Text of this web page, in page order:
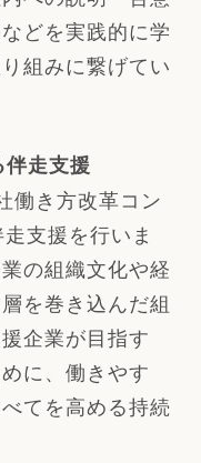
どを実践的に学
組みに繋げてい
走支援
働き方改革コン
支援を行いま
の組織文化や経
を巻き込んだ組
企業が目指す
に、働きやす
てを高める持続